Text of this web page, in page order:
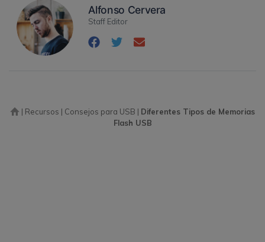
Alfonso Cervera
Staff Editor
| Recursos | Consejos para USB | Diferentes Tipos de Memorias
Flash USB